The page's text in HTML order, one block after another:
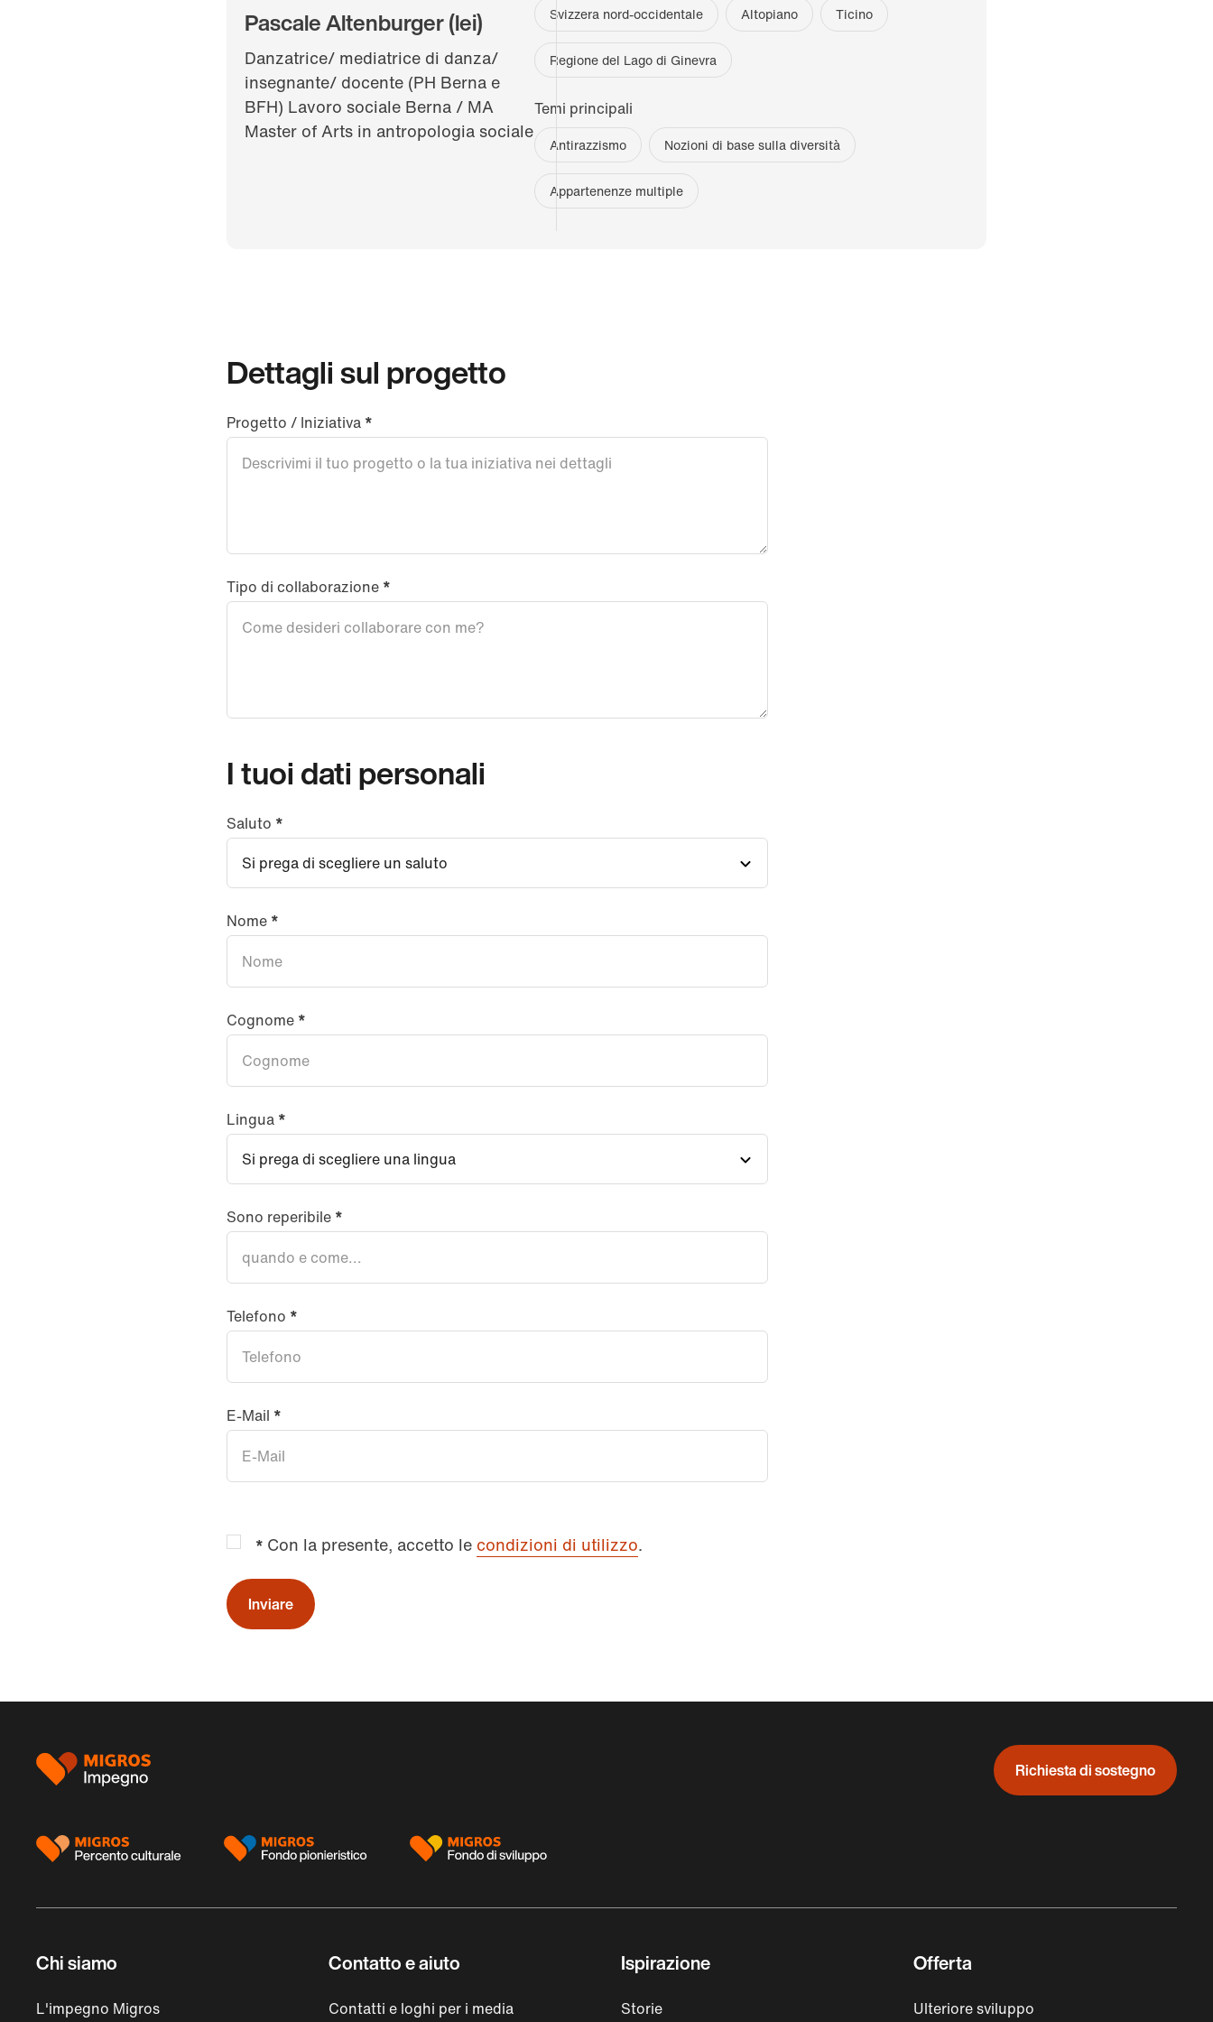
Pascale Altenburger(lei)
Danzatrice/ mediatrice di danza/
insegnante/ docente (PH Berna e
BFH) Lavoro sociale Berna / MA
Master of Arts in antropologia sociale
Svizzera nord-occidentale Altopiano Ticino
Regione del Lago di Ginevra
Temi principali
Antirazzismo Nozioni di base sulla diversità
Appartenenze multiple
Dettagli sul progetto
Progetto / Iniziativa *
Tipo di collaborazione *
I tuoi dati personali
Saluto *
Nome *
Cognome *
Lingua *
Sono reperibile *
Telefono *
E-Mail *
* Con la presente, accetto le condizioni di utilizzo.
Inviare
pagina Richiesta di sostegno
Chi siamo
L'impegno Migros
Contatto e aiuto
Contatti e loghi per i media
Ispirazione
Storie
Offerta
Ulteriore sviluppo